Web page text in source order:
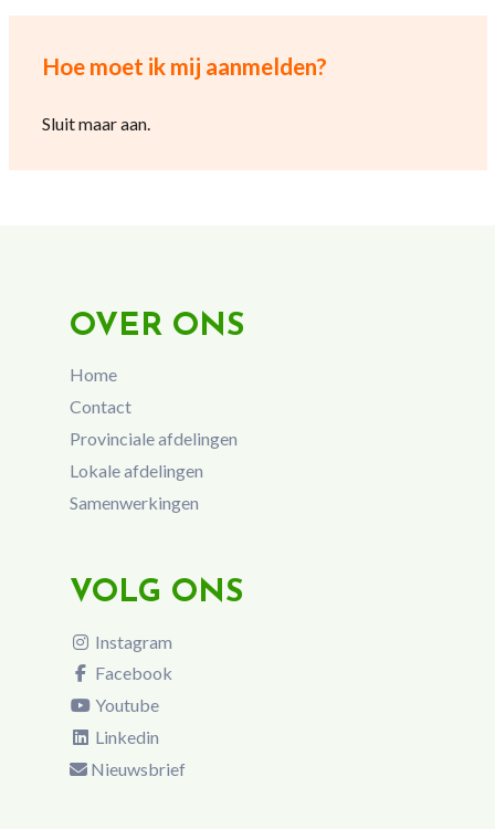
Hoe moet ik mij aanmelden?
Sluit maar aan.
OVER ONS
Home
Contact
Provinciale afdelingen
Lokale afdelingen
Samenwerkingen
VOLG ONS
Instagram
Facebook
Youtube
Linkedin
Nieuwsbrief